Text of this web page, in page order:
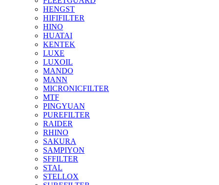
HENGST
HIFIFILTER
HINO
HUATAI
KENTEK
LUXE
LUXOIL
MANDO
MANN
MICRONICFILTER
MTF
PINGYUAN
PUREFILTER
RAIDER
RHINO
SAKURA
SAMPIYON
SFFILTER
STAL
STELLOX